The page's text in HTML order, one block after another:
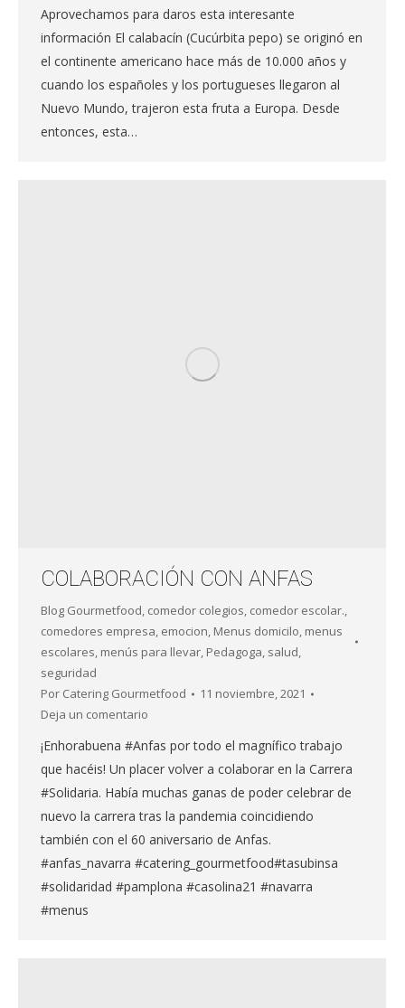
Aprovechamos para daros esta interesante
información El calabacín (Cucúrbita pepo) se originó en
el continente americano hace más de 10.000 años y
cuando los españoles y los portugueses llegaron al
Nuevo Mundo, trajeron esta fruta a Europa. Desde
entonces, esta…
COLABORACIÓN CON ANFAS
Blog Gourmetfood, comedor colegios, comedor escolar.,
comedores empresa, emocion, Menus domicilo, menus
escolares, menús para llevar, Pedagoga, salud,
seguridad
Por Catering Gourmetfood
11 noviembre, 2021
Deja un comentario
¡Enhorabuena #Anfas por todo el magnífico trabajo
que hacéis! Un placer volver a colaborar en la Carrera
#Solidaria. Había muchas ganas de poder celebrar de
nuevo la carrera tras la pandemia coincidiendo
también con el 60 aniversario de Anfas.
#anfas_navarra #catering_gourmetfood#tasubinsa
#solidaridad #pamplona #casolina21 #navarra
#menus